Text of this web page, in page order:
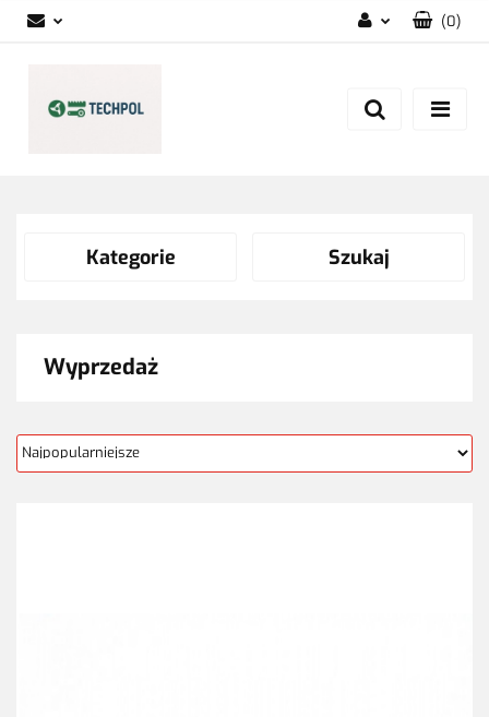
Zarejestruj się
(0)
Kategorie Szukaj
Wyprzedaż